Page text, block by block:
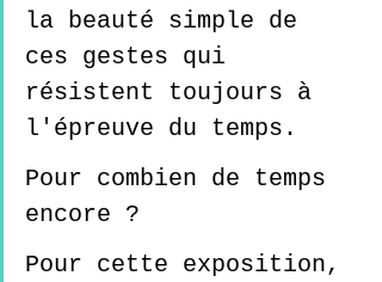
la beauté simple de
ces gestes qui
résistent toujours à
l'épreuve du temps.
Pour combien de temps
encore ?
Pour cette exposition,